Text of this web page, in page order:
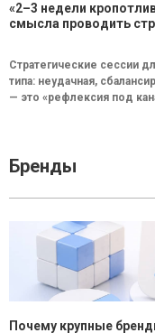
«2–3 недели
смысла проводить
Стратегические сессии
типа: неудачная,
— это «рефлексия под
Бренды
Почему крупные